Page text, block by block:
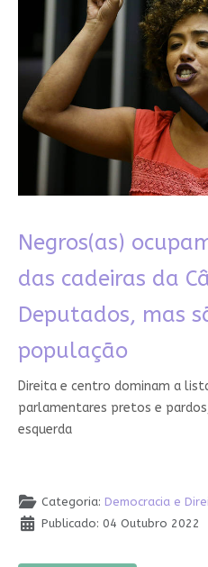
Negros(as)
das cadeiras da
Deputados, mas
população
Direita e centro dominam a
parlamentares pretos e
esquerda
Categoria: Democracia e
Publicado: 04 Outubro 2022